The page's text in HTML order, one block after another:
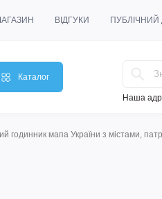
ВІДГУКИ ПУБЛІЧНИЙ
Каталог
Наша
годинник мапа України з містами,